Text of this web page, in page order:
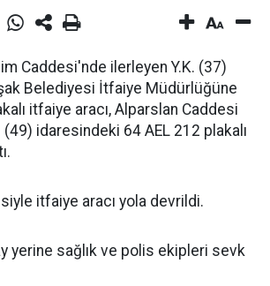
Caddesi'nde ilerleyen Y.K. (37)
Belediyesi İtfaiye Müdürlüğüne
itfaiye aracı, Alparslan Caddesi
idaresindeki 64 AEL 212 plakalı
itfaiye aracı yola devrildi.
yerine sağlık ve polis ekipleri sevk